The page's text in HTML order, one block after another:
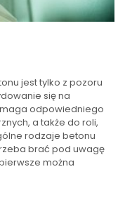
jest tylko z pozoru
się na
odpowiedniego
a także do roli,
rodzaje betonu
brać pod uwagę
można